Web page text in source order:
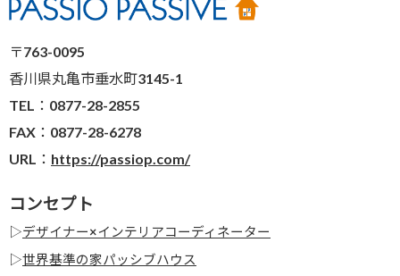
〒763-0095
香川県丸亀市垂水町3145-1
TEL：0877-28-2855
FAX：0877-28-6278
URL： https://passiop.com/
コンセプト
▷デザイナー×インテリアコーディネーター
▷世界基準の家パッシブハウス